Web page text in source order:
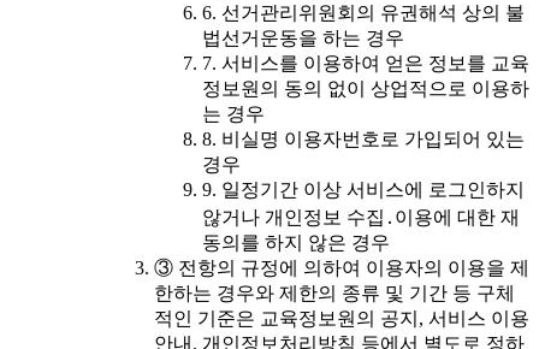
6. 선거관리위원회의 유권해석 상의 불
법선거운동을 하는 경우
7. 서비스를 이용하여 얻은 정보를 교육
정보원의 동의 없이 상업적으로 이용하
는 경우
8. 비실명 이용자번호로 가입되어 있는
경우
9. 일정기간 이상 서비스에 로그인하지
않거나 개인정보 수집․이용에 대한 재
동의를 하지 않은 경우
③ 전항의 규정에 의하여 이용자의 이용을 제
한하는 경우와 제한의 종류 및 기간 등 구체
적인 기준은 교육정보원의 공지, 서비스 이용
안내, 개인정보처리방침 등에서 별도로 정하